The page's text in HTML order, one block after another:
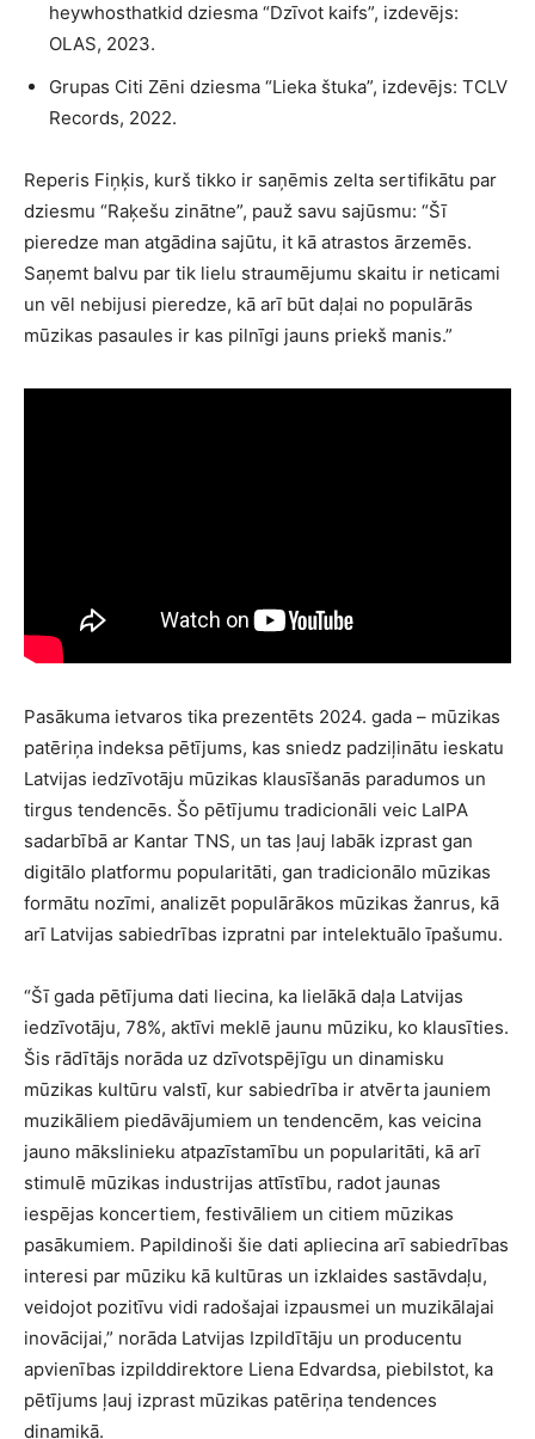
heywhosthatkid dziesma “Dzīvot kaifs”, izdevējs:
OLAS, 2023.
Grupas Citi Zēni dziesma “Lieka štuka”, izdevējs: TCLV
Records, 2022.
Reperis Fiņķis, kurš tikko ir saņēmis zelta sertifikātu par
dziesmu “Raķešu zinātne”, pauž savu sajūsmu: “Šī
pieredze man atgādina sajūtu, it kā atrastos ārzemēs.
Saņemt balvu par tik lielu straumējumu skaitu ir neticami
un vēl nebijusi pieredze, kā arī būt daļai no populārās
mūzikas pasaules ir kas pilnīgi jauns priekš manis.”
Pasākuma ietvaros tika prezentēts 2024. gada – mūzikas
patēriņa indeksa pētījums, kas sniedz padziļinātu ieskatu
Latvijas iedzīvotāju mūzikas klausīšanās paradumos un
tirgus tendencēs. Šo pētījumu tradicionāli veic LaIPA
sadarbībā ar Kantar TNS, un tas ļauj labāk izprast gan
digitālo platformu popularitāti, gan tradicionālo mūzikas
formātu nozīmi, analizēt populārākos mūzikas žanrus, kā
arī Latvijas sabiedrības izpratni par intelektuālo īpašumu.
“Šī gada pētījuma dati liecina, ka lielākā daļa Latvijas
iedzīvotāju, 78%, aktīvi meklē jaunu mūziku, ko klausīties.
Šis rādītājs norāda uz dzīvotspējīgu un dinamisku
mūzikas kultūru valstī, kur sabiedrība ir atvērta jauniem
muzikāliem piedāvājumiem un tendencēm, kas veicina
jauno mākslinieku atpazīstamību un popularitāti, kā arī
stimulē mūzikas industrijas attīstību, radot jaunas
iespējas koncertiem, festivāliem un citiem mūzikas
pasākumiem. Papildinoši šie dati apliecina arī sabiedrības
interesi par mūziku kā kultūras un izklaides sastāvdaļu,
veidojot pozitīvu vidi radošajai izpausmei un muzikālajai
inovācijai,” norāda Latvijas Izpildītāju un producentu
apvienības izpilddirektore Liena Edvardsa, piebilstot, ka
pētījums ļauj izprast mūzikas patēriņa tendences
dinamikā.